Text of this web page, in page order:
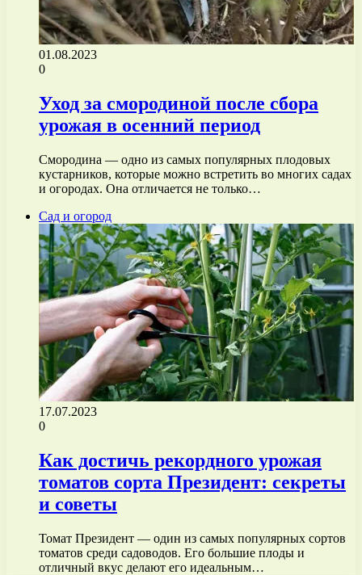
01.08.2023
0
Уход за смородиной после сбора
урожая в осенний период
Смородина — одно из самых популярных плодовых
кустарников, которые можно встретить во многих садах
и огородах. Она отличается не только…
Сад и огород
17.07.2023
0
Как достичь рекордного урожая
томатов сорта Президент: секреты
и советы
Томат Президент — один из самых популярных сортов
томатов среди садоводов. Его большие плоды и
отличный вкус делают его идеальным…